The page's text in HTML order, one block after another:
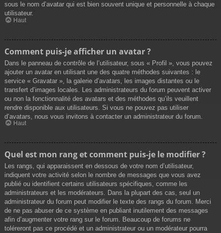
sous le nom d’avatar qui est bien souvent unique et personnelle à chaque
utilisateur.
Haut
Comment puis-je afficher un avatar ?
Dans le panneau de contrôle de l’utilisateur, sous « Profil », vous pouvez
ajouter un avatar en utilisant une des quatre méthodes suivantes : le
service « Gravatar », la galerie d’avatars, les images distantes ou le
transfert d’images locales. Les administrateurs du forum peuvent activer
ou non la fonctionnalité des avatars et des méthodes qu’ils veuillent
rendre disponible aux utilisateurs. Si vous ne pouvez pas utiliser
d’avatars, nous vous invitons à contacter un administrateur du forum.
Haut
Quel est mon rang et comment puis-je le modifier ?
Les rangs, qui apparaissent en dessous de votre nom d’utilisateur,
indiquent votre activité selon le nombre de messages que vous avez
publié ou identifient certains utilisateurs spécifiques, comme les
administrateurs et les modérateurs. Dans la plupart des cas, seul un
administrateur du forum peut modifier le texte des rangs du forum. Merci
de ne pas abuser de ce système en publiant inutilement des messages
afin d’augmenter votre rang sur le forum. Beaucoup de forums ne
toléreront pas ce procédé et un administrateur ou un modérateur pourra